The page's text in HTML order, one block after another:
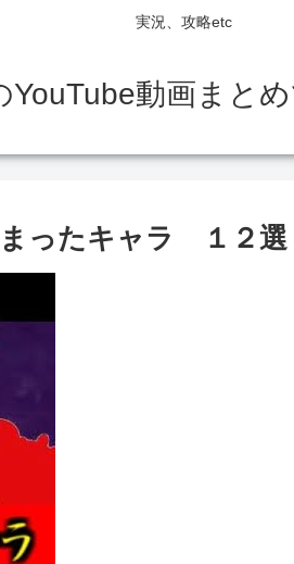
実況、攻略etc
YouTube動画まとめ
まったキャラ １２選